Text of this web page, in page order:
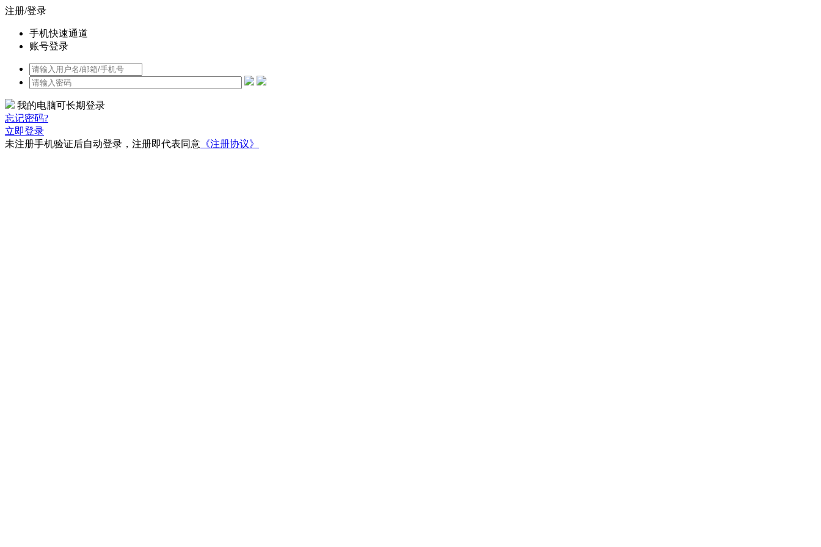
注册/登录
手机快速通道
账号登录
我的电脑可长期登录
忘记密码?
立即登录
未注册手机验证后自动登录，注册即代表同意 《注册协议》